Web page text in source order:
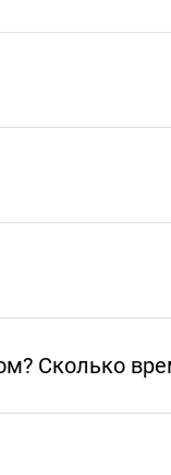
Сколько